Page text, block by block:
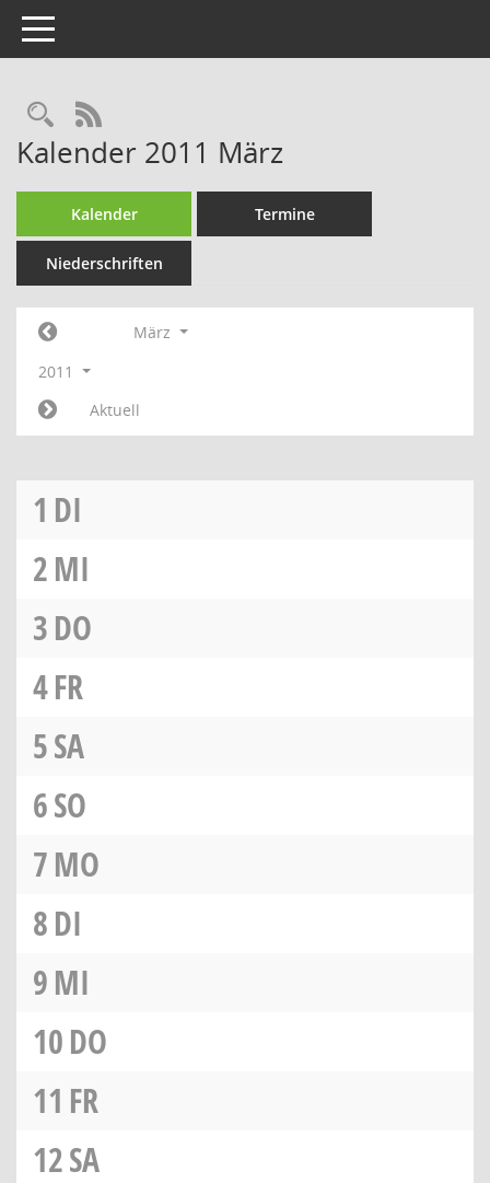
Toggle navigation
Rechercheauswahl
RSS-Feed
Kalender 2011 März
Kalender Termine
Niederschriften
März
2011
Aktuell
1 DI
2MI
3DO
4FR
5SA
6SO
7MO
8DI
9MI
10DO
11 FR
12SA